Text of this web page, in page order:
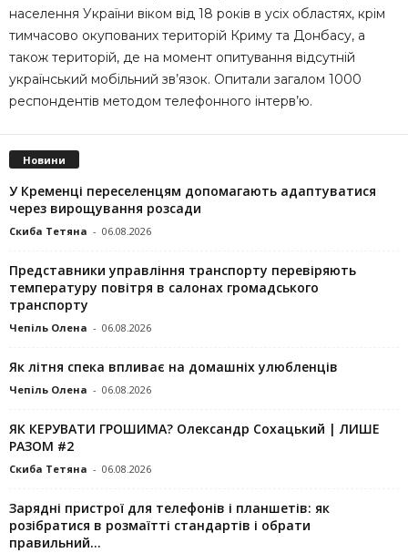
населення України віком від 18 років в усіх областях, крім
тимчасово окупованих територій Криму та Донбасу, а
також територій, де на момент опитування відсутній
український мобільний зв’язок. Опитали загалом 1000
респондентів методом телефонного інтерв’ю.
Новини
У Кременці переселенцям допомагають адаптуватися
через вирощування розсади
Скиба Тетяна - 06.08.2026
Представники управління транспорту перевіряють
температуру повітря в салонах громадського
транспорту
Чепіль Олена - 06.08.2026
Як літня спека впливає на домашніх улюбленців
Чепіль Олена - 06.08.2026
ЯК КЕРУВАТИ ГРОШИМА? Олександр Сохацький | ЛИШЕ
РАЗОМ #2
Скиба Тетяна - 06.08.2026
Зарядні пристрої для телефонів і планшетів: як
розібратися в розмаїтті стандартів і обрати
правильний...